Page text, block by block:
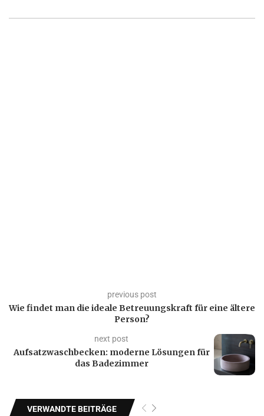
previous post
Wie findet man die ideale Betreuungskraft für eine ältere
Person?
next post
Aufsatzwaschbecken: moderne Lösungen für
das Badezimmer
VERWANDTE BEITRÄGE